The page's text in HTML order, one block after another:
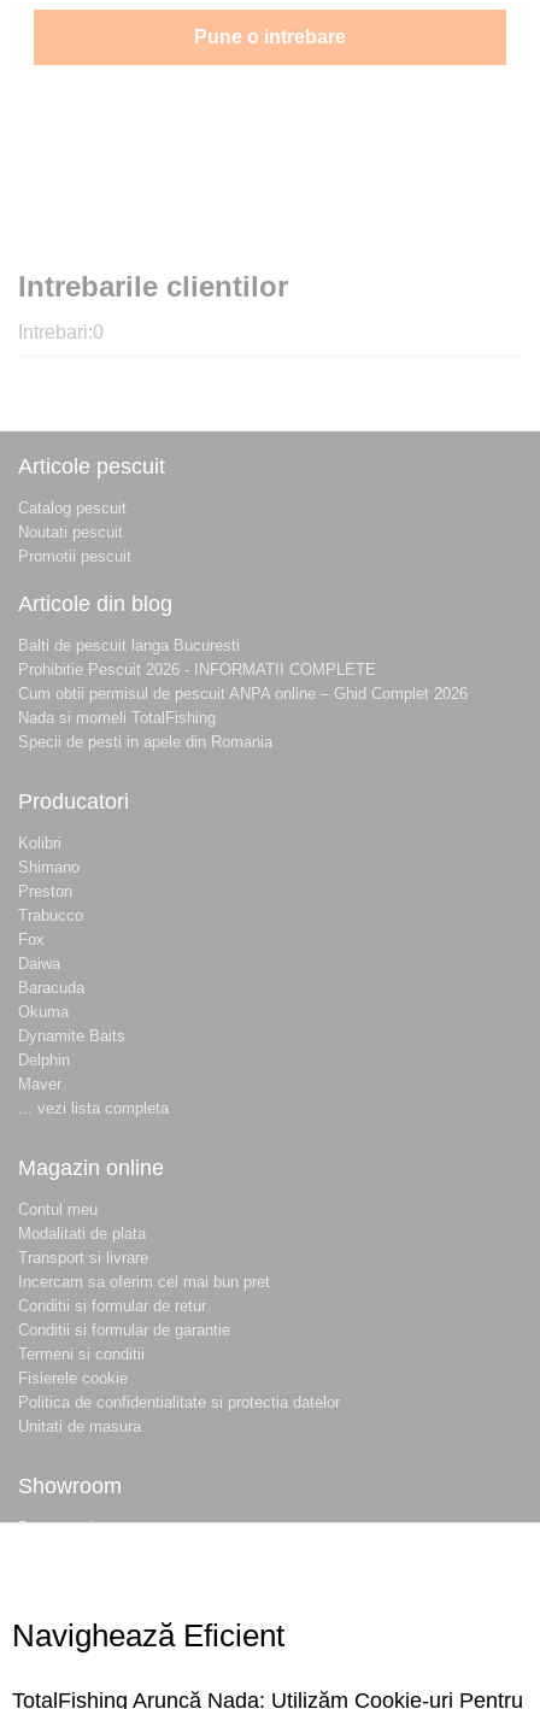
Intrebarile clientilor
Intrebari:0
Pune o intrebare
Articole pescuit
Catalog pescuit
Noutati pescuit
Promotii pescuit
Articole din blog
Balti de pescuit langa Bucuresti
Prohibitie Pescuit 2026 - INFORMATII COMPLETE
Cum obtii permisul de pescuit ANPA online – Ghid Complet 2026
Nada si momeli TotalFishing
Specii de pesti in apele din Romania
Producatori
Kolibri
Shimano
Preston
Trabucco
Fox
Daiwa
Baracuda
Okuma
Dynamite Baits
Delphin
Maver
... vezi lista completa
Magazin online
Contul meu
Modalitati de plata
Transport si livrare
Incercam sa oferim cel mai bun pret
Conditii si formular de retur
Conditii si formular de garantie
Termeni si conditii
Fisierele cookie
Politica de confidentialitate si protectia datelor
Unitati de masura
Showroom
Despre noi
Navighează Eficient
TotalFishing Aruncă Nada: Utilizăm Cookie-uri Pentru